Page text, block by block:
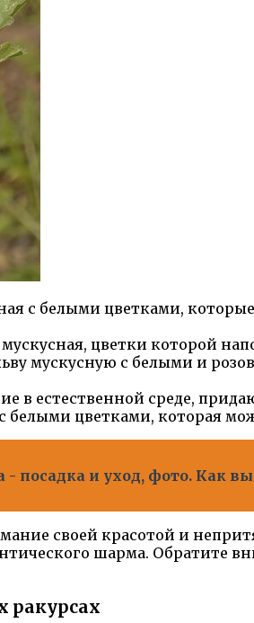
с белыми цветками,
мускусная, цветки которой
мускусную с белыми и
в естественной среде,
белыми цветками, которая
посадка и уход, фото. Как
своей красотой и
шарма. Обратите
ракурсах